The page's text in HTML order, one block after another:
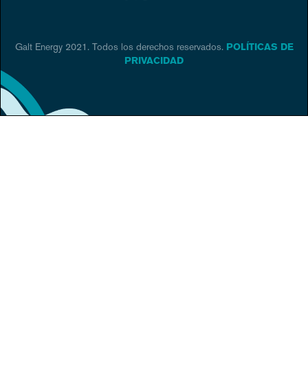
Galt Energy 2021. Todos los derechos reservados. POLÍTICAS DE
PRIVACIDAD